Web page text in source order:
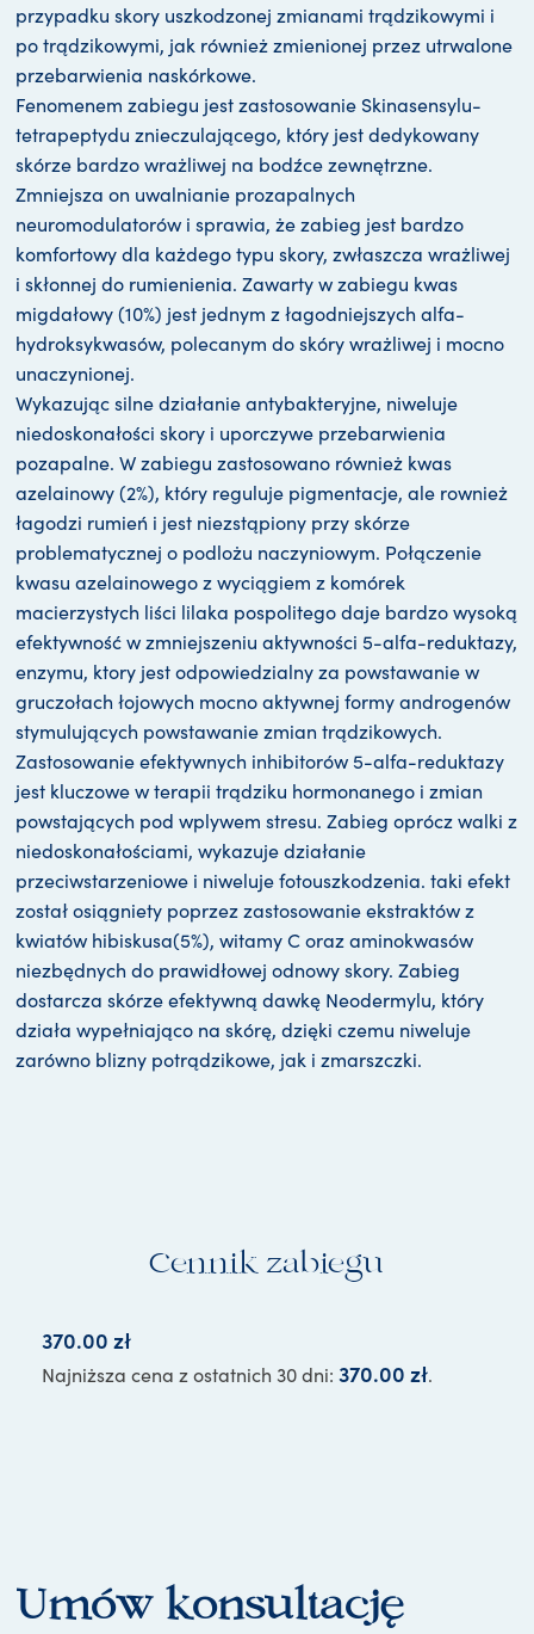
przypadku skory uszkodzonej zmianami trądzikowymi i
po trądzikowymi, jak również zmienionej przez utrwalone
przebarwienia naskórkowe.
Fenomenem zabiegu jest zastosowanie Skinasensylu-
tetrapeptydu znieczulającego, który jest dedykowany
skórze bardzo wrażliwej na bodźce zewnętrzne.
Zmniejsza on uwalnianie prozapalnych
neuromodulatorów i sprawia, że zabieg jest bardzo
komfortowy dla każdego typu skory, zwłaszcza wrażliwej
i skłonnej do rumienienia. Zawarty w zabiegu kwas
migdałowy (10%) jest jednym z łagodniejszych alfa-
hydroksykwasów, polecanym do skóry wrażliwej i mocno
unaczynionej.
Wykazując silne działanie antybakteryjne, niweluje
niedoskonałości skory i uporczywe przebarwienia
pozapalne. W zabiegu zastosowano również kwas
azelainowy (2%), który reguluje pigmentacje, ale rownież
łagodzi rumień i jest niezstąpiony przy skórze
problematycznej o podlożu naczyniowym. Połączenie
kwasu azelainowego z wyciągiem z komórek
macierzystych liści lilaka pospolitego daje bardzo wysoką
efektywność w zmniejszeniu aktywności 5-alfa-reduktazy,
enzymu, ktory jest odpowiedzialny za powstawanie w
gruczołach łojowych mocno aktywnej formy androgenów
stymulujących powstawanie zmian trądzikowych.
Zastosowanie efektywnych inhibitorów 5-alfa-reduktazy
jest kluczowe w terapii trądziku hormonanego i zmian
powstających pod wplywem stresu. Zabieg oprócz walki z
niedoskonałościami, wykazuje działanie
przeciwstarzeniowe i niweluje fotouszkodzenia. taki efekt
został osiągniety poprzez zastosowanie ekstraktów z
kwiatów hibiskusa(5%), witamy C oraz aminokwasów
niezbędnych do prawidłowej odnowy skory. Zabieg
dostarcza skórze efektywną dawkę Neodermylu, który
działa wypełniająco na skórę, dzięki czemu niweluje
zarówno blizny potrądzikowe, jak i zmarszczki.
Cennik zabiegu
370.00 zł
Najniższa cena z ostatnich 30 dni: 370.00 zł.
Umów konsultację